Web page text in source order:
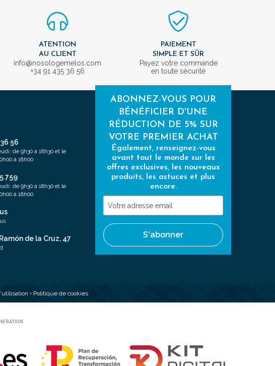
ATENTION
AU CLIENT
info@nosologemelos.com
+34 91 435 36 56
PAIEMENT
SIMPLE ET SÛR
Payez votre commande
en toute sécurité
56
de 9h30 à 18h30 et le
à 18h00
759
de 9h30 à 18h30 et le
à 18h00
de la Cruz, 47
ABONNEZ-VOUS POUR
BÉNÉFICIER D'UNE
RÉDUCTION DE 5% SUR
VOTRE PREMIER ACHAT
Également, renseignez-vous
avant tout le monde sur les
offres exclusives, les nouveaux
produits, les astuces et plus
encore.
Votre
adresse
email
S'abonner
• Politique de cookies